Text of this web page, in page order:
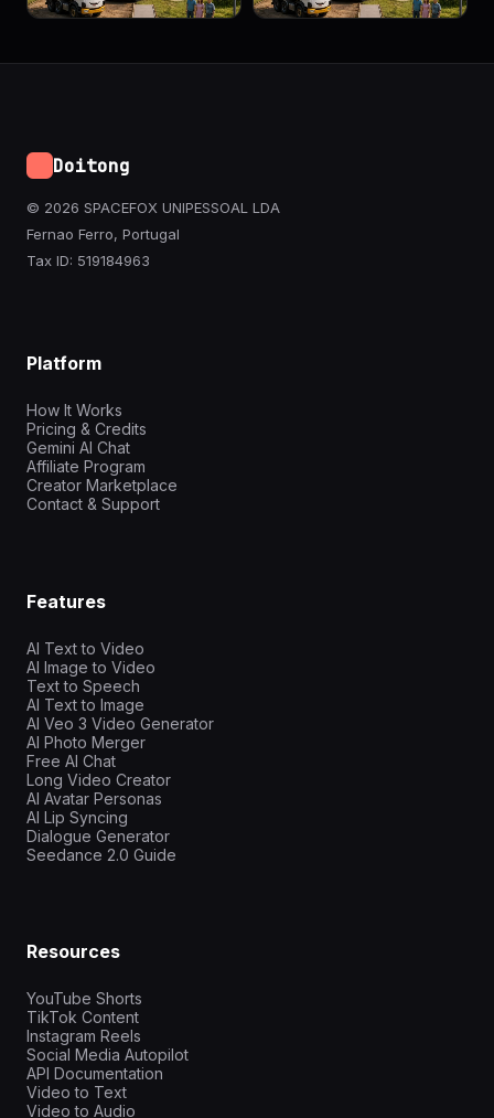
Doitong
© 2026 SPACEFOX UNIPESSOAL LDA
Fernao Ferro, Portugal
Tax ID: 519184963
Platform
How It Works
Pricing & Credits
Gemini AI Chat
Affiliate Program
Creator Marketplace
Contact & Support
Features
AI Text to Video
AI Image to Video
Text to Speech
AI Text to Image
AI Veo 3 Video Generator
AI Photo Merger
Free AI Chat
Long Video Creator
AI Avatar Personas
AI Lip Syncing
Dialogue Generator
Seedance 2.0 Guide
Resources
YouTube Shorts
TikTok Content
Instagram Reels
Social Media Autopilot
API Documentation
Video to Text
Video to Audio